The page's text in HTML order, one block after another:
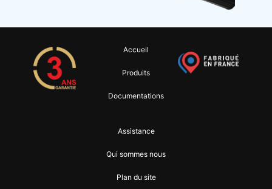
Accueil
Produits
Documentations
Assistance
Qui sommes nous
Plan du site